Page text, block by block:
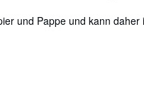
und Pappe und kann